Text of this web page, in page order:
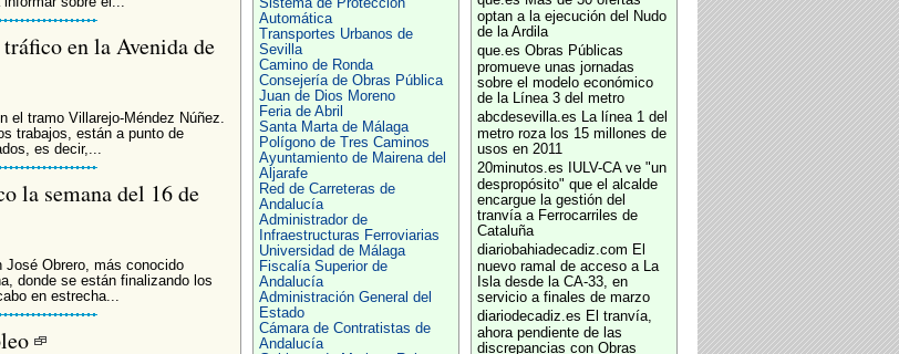
en la Avenida de
el tramo Villarejo-Méndez Núñez.
trabajos, están a punto de
es decir,...
la semana del 16 de
Obrero, más conocido
donde se están finalizando los
en estrecha...
Sistema de Protección
Automática
Transportes Urbanos de
Sevilla
Camino de Ronda
Consejería de Obras Pública
Juan de Dios Moreno
Feria de Abril
Santa Marta de Málaga
Polígono de Tres Caminos
Ayuntamiento de Mairena del
Aljarafe
Red de Carreteras de
Andalucía
Administrador de
Infraestructuras Ferroviarias
Universidad de Málaga
Fiscalía Superior de
Andalucía
Administración General del
Estado
Cámara de Contratistas de
Andalucía
optan a la ejecución del Nudo
de la Ardila
que.es Obras Públicas
promueve unas jornadas
sobre el modelo económico
de la Línea 3 del metro
abcdesevilla.es La línea 1 del
metro roza los 15 millones de
usos en 2011
20minutos.es
IULV-CA ve "un
despropósito" que el alcalde
encargue la gestión del
tranvía a Ferrocarriles de
Cataluña
diariobahiadecadiz.com El
nuevo ramal de acceso a La
Isla desde la CA-33, en
servicio a finales de marzo
diariodecadiz.es El tranvía,
ahora pendiente de las
discrepancias con Obras